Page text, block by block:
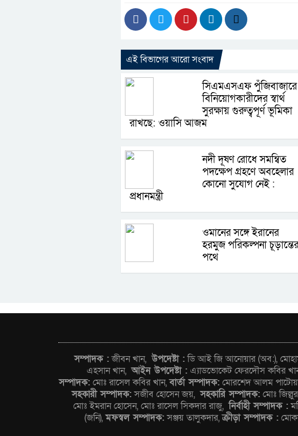
এই বিভাগের আরো সংবাদ
সিএমএসএফ পুঁজিবাজারে
বিনিয়োগকারীদের স্বার্থ
সুরক্ষায় গুরুত্বপূর্ণ ভূমিকা
রাখছে: ওয়াসি আজম
নদী দূষণ রোধে সমন্বিত
পদক্ষেপ গ্রহণে অবহেলার
কোনো সুযোগ নেই :
প্রধানমন্ত্রী
ওমানের সঙ্গে ইরানের
হরমুজ পরিকল্পনা
পথে
সম্পাদক :জীবন খান,উপদেষ্টা :ডি আই জি আনোয়ার (অব:),
এহসান খান,আইন উপদেষ্টা : এ্যাডভোকেট ফেরদৌস কবির
সম্পাদক: মোঃ রাসেল কবির খান,বার্তা সম্পাদক: মোরশেদ আলম
সহকারী সম্পাদক:সজীব হোসেন জয়,সহকারি সম্পাদক: মোঃ
মোঃ ইমরান হোসেন, মোঃ রাসেল সিকদার রাজু,নির্বাহী সম্পাদক :
(জনি),মফস্বল সম্পাদক:সঞ্জয় তালুকদার,ক্রীড়া সম্পাদক :